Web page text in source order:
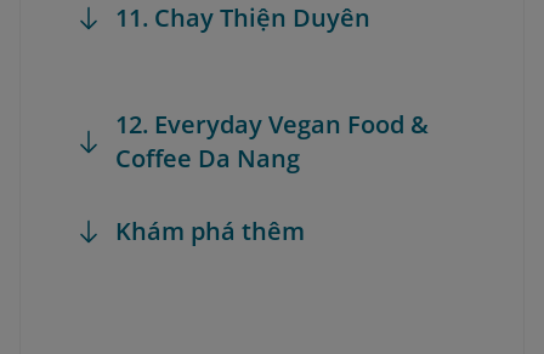
11. Chay Thiện Duyên
12. Everyday Vegan Food &
Coffee Da Nang
Khám phá thêm